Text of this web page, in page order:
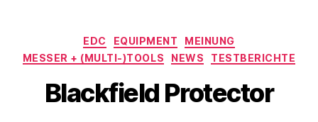
Kategorien
EDC EQUIPMENT
MEINUNG
MESSER + (MULTI-)TOOLS
NEWS TESTBERICHTE
Blackfield Protector